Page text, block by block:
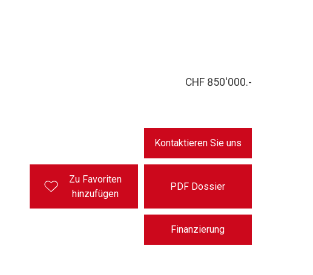
CHF 850'000.-
Kontaktieren Sie uns
Zu Favoriten
hinzufügen
PDF Dossier
Finanzierung